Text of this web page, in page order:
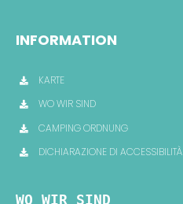
INFORMATION
KARTE
WO WIR SIND
CAMPING ORDNUNG
DICHIARAZIONE DI ACCESSIBILITÀ
WO WIR SIND